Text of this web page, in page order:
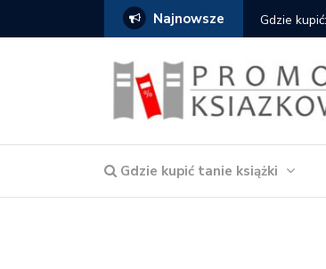
Najnowsze Gdzie
Gdzie kupić tanie książki